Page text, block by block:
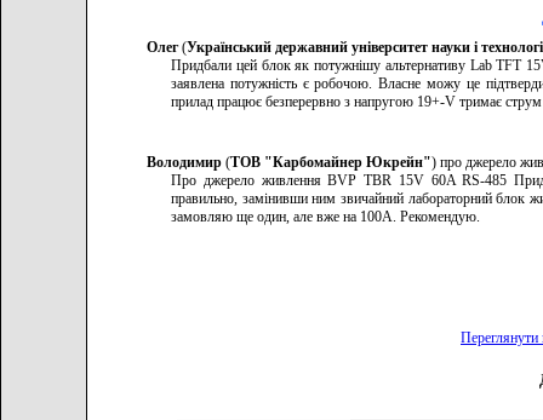
Олег(Український державний університет науки і
Придбали цей блок як потужнішу альтернативу Lab TFT
заявлена потужність є робочою. Власне можу це
прилад працює безперервно з напругою 19+-V тримає
Володимир (ТОВ "Карбомайнер Юкрейн") про джерело
Про джерело живлення BVP TBR 15V 60A RS-485
правильно, замінивши ним звичайний лабораторний блок
замовляю ще один, але вже на 100А. Рекомендую.
Переглянути